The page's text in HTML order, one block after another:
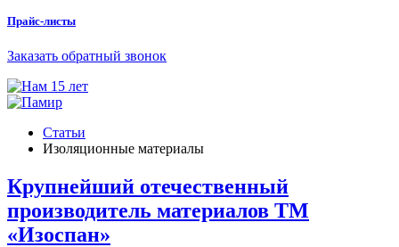
Прайс-листы
Заказать обратный звонок
Статьи
Изоляционные материалы
Крупнейший отечественный
производитель материалов ТМ
«Изоспан»